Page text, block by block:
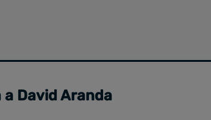
David Aranda